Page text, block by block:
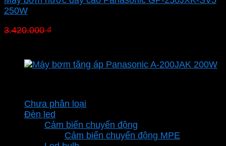
250W
3.420.000₫
3.420.000 ₫.là:
2.086.200 ₫.
Chưa phân loại
Đèn led
Cảm biến chuyển động
Cảm biến chuyển động MPE